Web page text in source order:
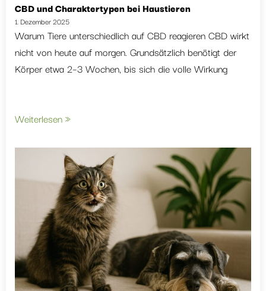
CBD und Charaktertypen bei Haustieren
1. Dezember 2025
Warum Tiere unterschiedlich auf CBD reagieren CBD wirkt
nicht von heute auf morgen. Grundsätzlich benötigt der
Körper etwa 2–3 Wochen, bis sich die volle Wirkung
Weiterlesen »